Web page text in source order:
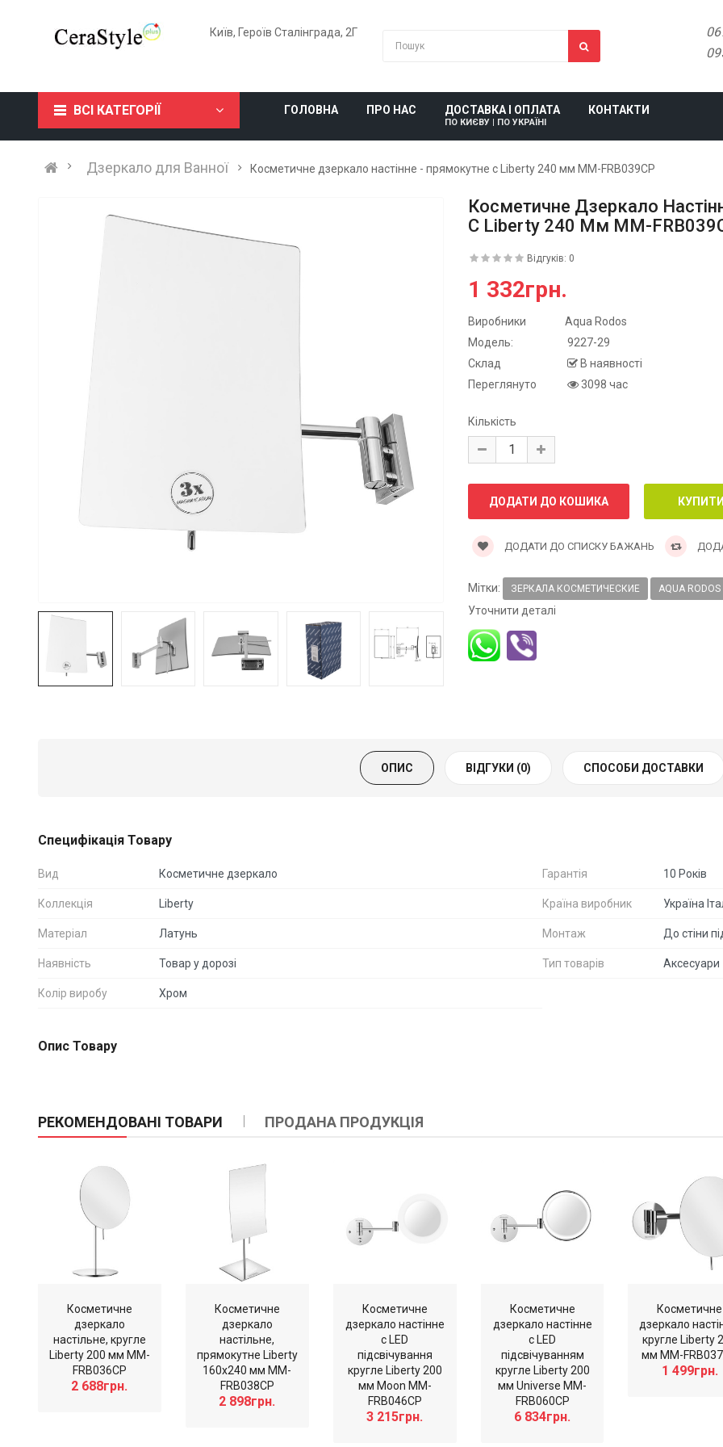
Київ, Героїв Сталінграда, 2Г
ВСІ КАТЕГОРІЇ ГОЛОВНА ПРО НАС ДОСТАВКА І ОПЛАТА
ПО КИЄВУ | ПО УКРАЇНІ
КОНТАКТИ
Дзеркало для Ванної Косметичне дзеркало настінне - прямокутне c Liberty 240 мм MM-FRB039CP
Косметичне Дзеркало
C Liberty 240 Мм MM-
Відгуків: 0
1 332грн.
Виробники
Aqua Rodos
Модель:
9227-29
Склад
В наявності
Переглянуто
3098 час
Кількість
ДОДАТИ ДО СПИСКУ БАЖАНЬ
Мітки: ЗЕРКАЛА КОСМЕТИЧЕСКИЕ AQUA RODOS
Уточнити деталі
ОПИС ВІДГУКИ (0) СПОСОБИ ДОСТАВКИ
Специфікація Товару
Вид Косметичне дзеркало Гарантія 10 Років
Коллекція Liberty Країна виробник Україна
Матеріал Латунь Монтаж До стіни
Наявність Товар у дорозі Тип товарів Аксесуари
Колір виробу Хром
Опис Товару
РЕКОМЕНДОВАНІ ТОВАРИ ПРОДАНА ПРОДУКЦІЯ
Косметичне
дзеркало
настільне, кругле
Liberty 200 мм MM-
FRB036CP
2 688грн.
Косметичне
дзеркало
настільне,
прямокутне Liberty
160х240 мм MM-
FRB038CP
2 898грн.
Косметичне
дзеркало настінне
c LED
підсвічування
кругле Liberty 200
мм Moon MM-
FRB046CP
3 215грн.
Косметичне
дзеркало настінне
c LED
підсвічуванням
кругле Liberty 200
мм Universe MM-
FRB060CP
6 834грн.
Косметичне
дзеркало
кругле Liberty
мм MM-
1 499грн.